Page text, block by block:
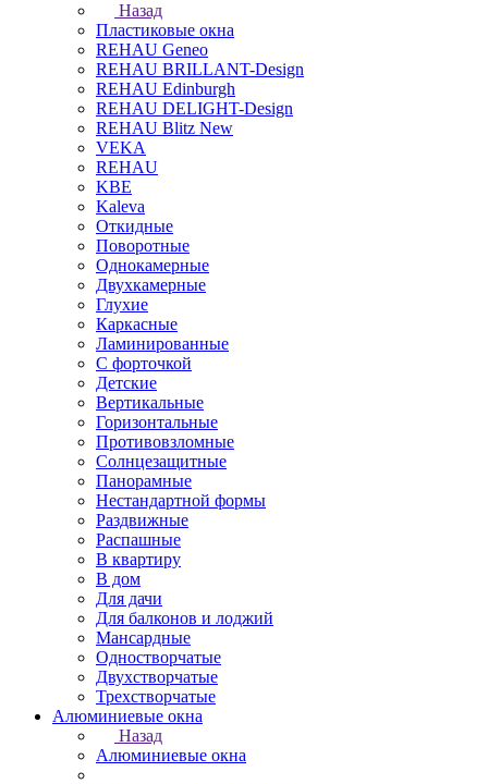
Назад
Пластиковые окна
REHAU Geneo
REHAU BRILLANT-Design
REHAU Edinburgh
REHAU DELIGHT-Design
REHAU Blitz New
VEKA
REHAU
KBE
Kaleva
Откидные
Поворотные
Однокамерные
Двухкамерные
Глухие
Каркасные
Ламинированные
С форточкой
Детские
Вертикальные
Горизонтальные
Противовзломные
Солнцезащитные
Панорамные
Нестандартной формы
Раздвижные
Распашные
В квартиру
В дом
Для дачи
Для балконов и лоджий
Мансардные
Одностворчатые
Двухстворчатые
Трехстворчатые
Алюминиевые окна
Назад
Алюминиевые окна